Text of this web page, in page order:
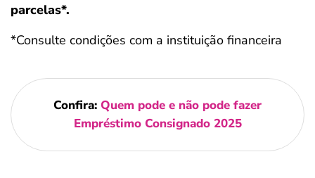
parcelas*.
*Consulte condições com a instituição financeira
Confira: Quem pode e não pode fazer
Empréstimo Consignado 2025